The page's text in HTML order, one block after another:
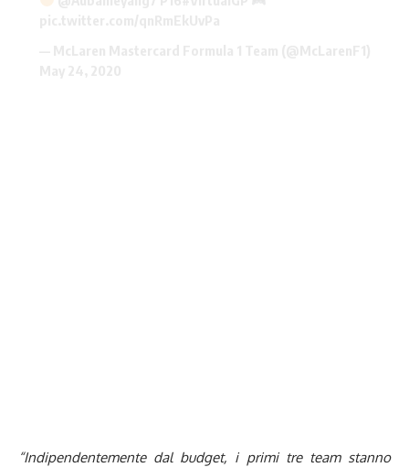
“Indipendentemente dal budget, i primi tre team stanno